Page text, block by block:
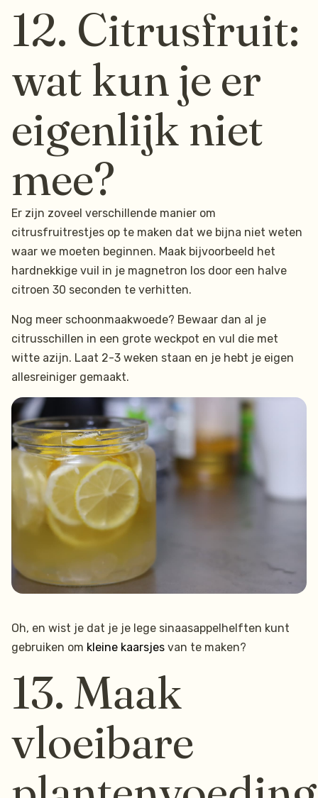
12. Citrusfruit:
wat kun je er
eigenlijk niet
mee?
Er zijn zoveel verschillende manier om
citrusfruitrestjes op te maken dat we bijna niet weten
waar we moeten beginnen. Maak bijvoorbeeld het
hardnekkige vuil in je magnetron los door een halve
citroen 30 seconden te verhitten.
Nog meer schoonmaakwoede? Bewaar dan al je
citrusschillen in een grote weckpot en vul die met
witte azijn. Laat 2-3 weken staan en je hebt je eigen
allesreiniger gemaakt.
Oh, en wist je dat je je lege sinaasappelhelften kunt
gebruiken om kleine kaarsjes van te maken?
13. Maak
vloeibare